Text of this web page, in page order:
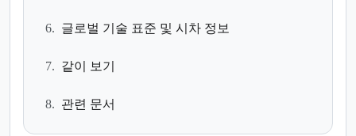
6. 글로벌 기술 표준 및 시차 정보
7. 같이 보기
8. 관련 문서